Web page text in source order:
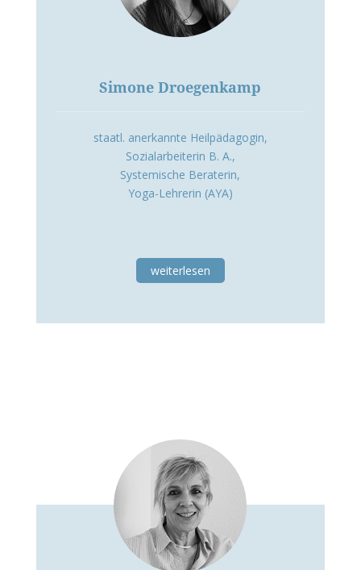
Simone Droegenkamp
staatl. anerkannte Heilpädagogin,
Sozialarbeiterin B. A.,
Systemische Beraterin,
Yoga-Lehrerin (AYA)
weiterlesen